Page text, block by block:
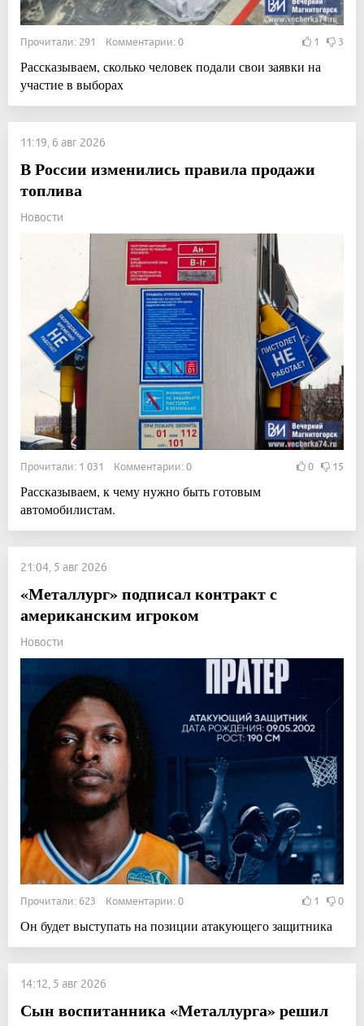
Прочитали: 291 Комментарии: 0 1 3
Рассказываем, сколько человек подали свои заявки на
участие в выборах
11:19, 6 авг 2026
В России изменились правила продажи
топлива
Новости
Прочитали: 1 031 Комментарии: 0 0 15
Рассказываем, к чему нужно быть готовым
автомобилистам.
21:04, 5 авг 2026
«Металлург» подписал контракт с
американским игроком
Новости
Прочитали: 623 Комментарии: 0 1 0
Он будет выступать на позиции атакующего защитника
14:12, 5 авг 2026
Сын воспитанника «Металлурга» решил